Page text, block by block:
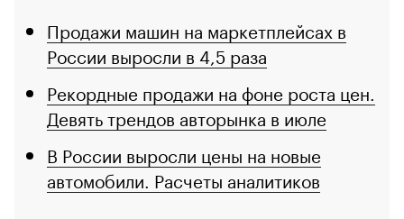
Продажи машин на маркетплейсах в
России выросли в 4,5 раза
Рекордные продажи на фоне роста цен.
Девять трендов авторынка в июле
В России выросли цены на новые
автомобили. Расчеты аналитиков